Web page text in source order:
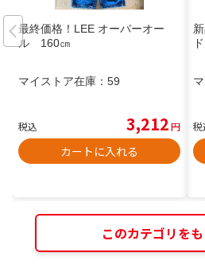
最終価格！LEE オーバーオー
ル 160㎝
マイストア在庫： 59
税込 3,212円
カートに入れる
税
このカテゴリを